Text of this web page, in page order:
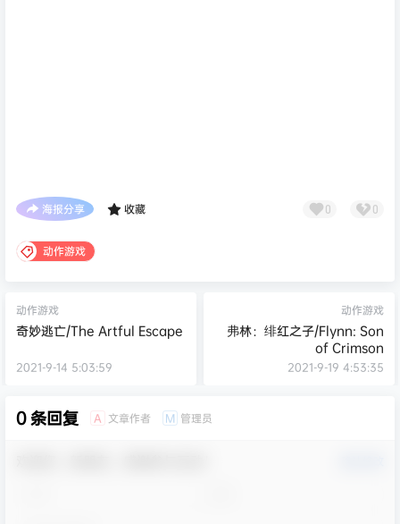
海报分享 收藏 0 0
动作游戏
动作游戏
奇妙逃亡/The Artful Escape
2021-9-14 5:03:59
动作游戏
弗林：绯红之子/Flynn: Son
of Crimson
2021-9-19 4:53:35
0 条回复 A 文章作者 M 管理员